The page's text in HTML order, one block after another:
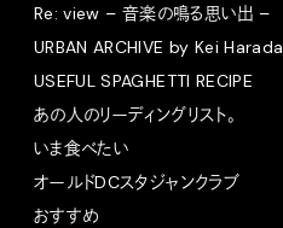
Re: view – 音楽の鳴る思い出 –
URBAN ARCHIVE by Kei Harada
USEFUL SPAGHETTI RECIPE
あの人のリーディングリスト。
いま食べたい
オールドDCスタジャンクラブ
おすすめ